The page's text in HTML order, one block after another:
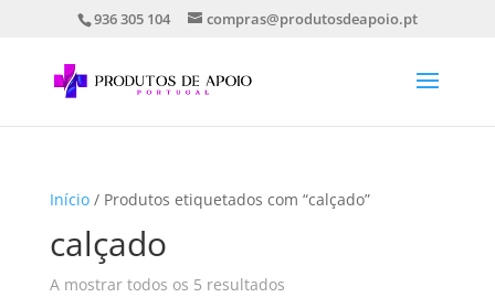
936 305 104 compras@produtosdeapoio.pt
Início/ Produtos etiquetados com “calçado”
calçado
A mostrar todos os 5 resultadosOrdenado